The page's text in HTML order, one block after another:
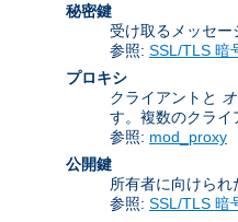
秘密鍵
受け取るメッセー
参照: SSL/TLS 暗
プロキシ
クライアントと
す。複数のクライ
参照: mod_proxy
公開鍵
所有者に向けられ
参照: SSL/TLS 暗